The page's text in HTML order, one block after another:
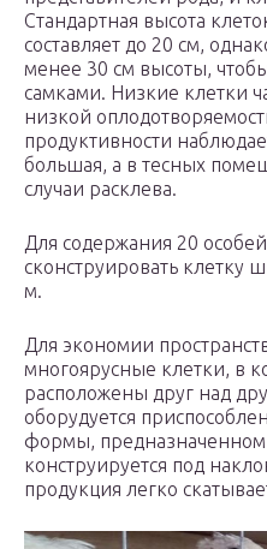
Стандартная высота
составляет до 20 см,
менее 30 см высоты,
самками. Низкие клетки
низкой
продуктивности
большая, а в тесных
случаи расклева.
Для содержания 20
сконструировать клетку
м.
Для экономии
многоярусные клетки, в
расположены друг над
оборудуется
формы, предназначенном
конструируется под
продукция легко